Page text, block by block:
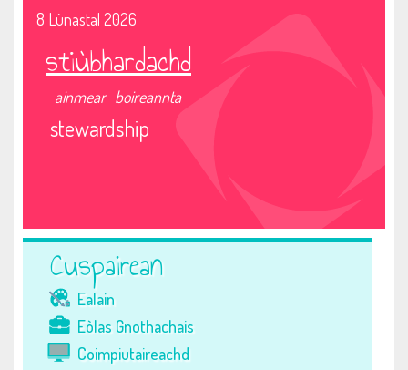
8 Lùnastal 2026
stiùbhardachd
ainmear boireannta
stewardship
Cuspairean
Ealain
Eòlas Gnothachais
Coimpiutaireachd